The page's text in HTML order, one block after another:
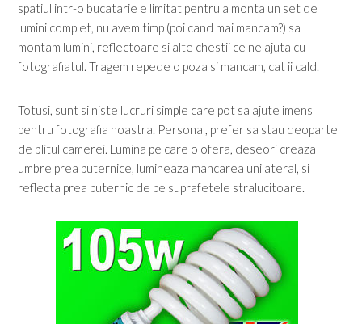
spatiul intr-o bucatarie e limitat pentru a monta un set de
lumini complet, nu avem timp (poi cand mai mancam?) sa
montam lumini, reflectoare si alte chestii ce ne ajuta cu
fotografiatul. Tragem repede o poza si mancam, cat ii cald.
Totusi, sunt si niste lucruri simple care pot sa ajute imens
pentru fotografia noastra. Personal, prefer sa stau deoparte
de blitul camerei. Lumina pe care o ofera, deseori creaza
umbre prea puternice, lumineaza mancarea unilateral, si
reflecta prea puternic de pe suprafetele stralucitoare.